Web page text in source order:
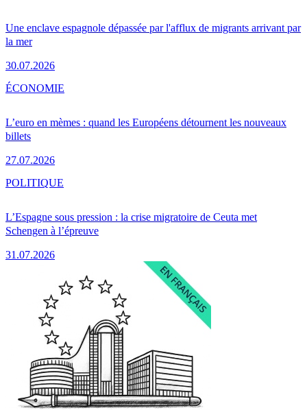
Une enclave espagnole dépassée par l'afflux de migrants arrivant par
la mer
30.07.2026
L’euro en mèmes : quand les Européens détournent les nouveaux
billets
27.07.2026
ÉCONOMIE
L’Espagne sous pression : la crise migratoire de Ceuta met
Schengen à l’épreuve
31.07.2026
POLITIQUE